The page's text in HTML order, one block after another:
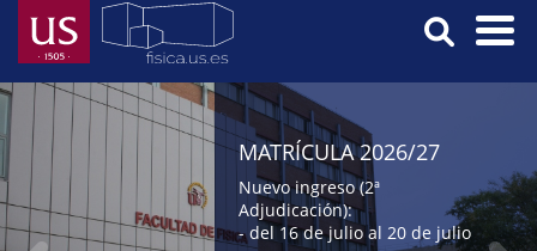
Skip
main
contentMenú
Principal
MATRÍCULA 2026/27
Nuevo ingreso (2ª
Adjudicación):
- del 16 de julio al 20 de julio